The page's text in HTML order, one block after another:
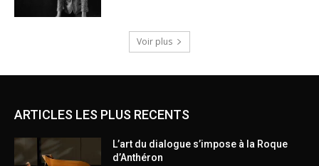
Voir plus
ARTICLES LES PLUS RECENTS
L’art du dialogue s’impose à la Roque
d’Anthéron